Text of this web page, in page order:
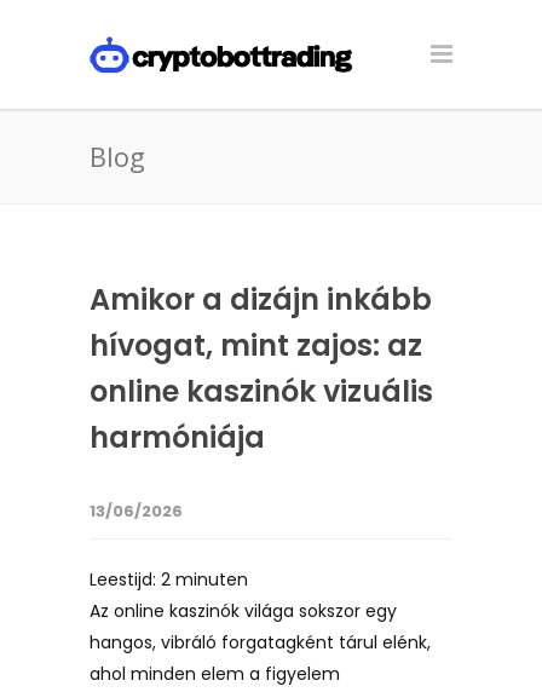
Blog
Amikor a dizájn inkább
hívogat, mint zajos: az
online kaszinók vizuális
harmóniája
13/06/2026
Leestijd: 2 minuten
Az online kaszinók világa sokszor egy
hangos, vibráló forgatagként tárul elénk,
ahol minden elem a figyelem